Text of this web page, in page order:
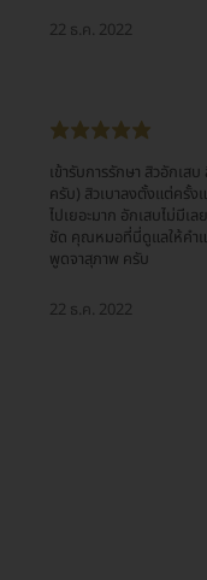
22 ธ.ค. 2022
เข้ารับการรักษา สิวอักเ
ครับ) สิวเบาลงตั้งแต่ครั้
ไปเยอะมาก อักเสบไม่มี
ชัด คุณหมอที่นี่ดูแลให้คำแ
พูดจาสุภาพ ครับ
22 ธ.ค. 2022